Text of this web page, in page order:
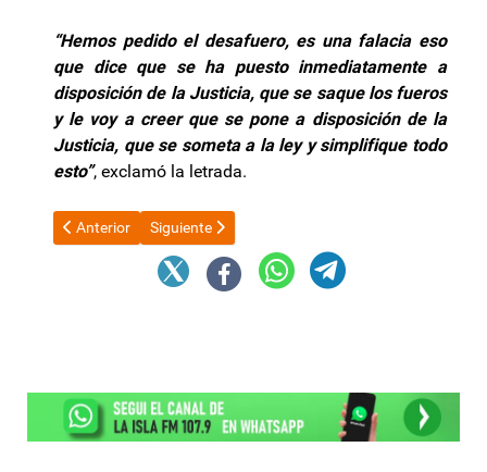
“Hemos pedido el desafuero, es una falacia eso
que dice que se ha puesto inmediatamente a
disposición de la Justicia, que se saque los fueros
y le voy a creer que se pone a disposición de la
Justicia, que se someta a la ley y simplifique todo
esto”, exclamó la letrada.
Artículo anterior: El juez que suspendió la aplicación de la
Anterior Artículo siguiente: Compra de dólares: los
Siguiente